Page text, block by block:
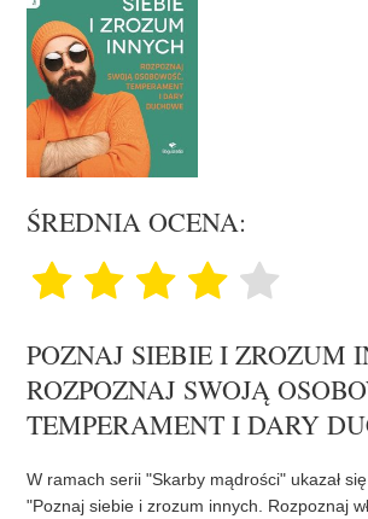
ŚREDNIA OCENA:
POZNAJ SIEBIE I ZROZUM
ROZPOZNAJ SWOJĄ
TEMPERAMENT I DARY
W ramach serii "Skarby mądrości" ukazał
"Poznaj siebie i zrozum innych. Rozpoznaj